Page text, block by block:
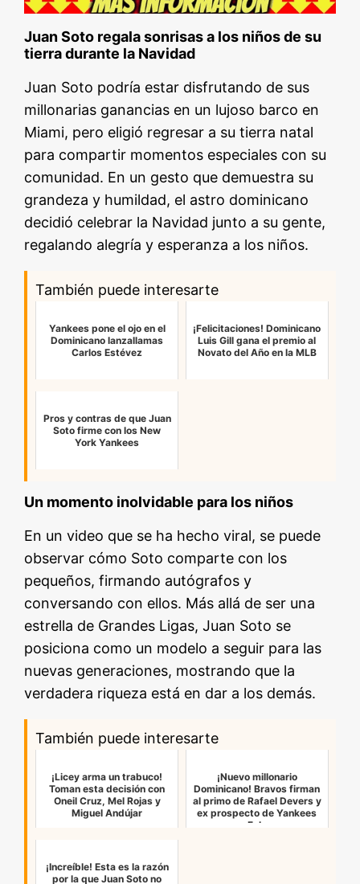
Juan Soto regala sonrisas a los niños de su
tierra durante la Navidad
Juan Soto podría estar disfrutando de sus
millonarias ganancias en un lujoso barco en
Miami, pero eligió regresar a su tierra natal
para compartir momentos especiales con su
comunidad. En un gesto que demuestra su
grandeza y humildad, el astro dominicano
decidió celebrar la Navidad junto a su gente,
regalando alegría y esperanza a los niños.
También puede interesarte
Yankees pone el ojo en el
Dominicano lanzallamas
Carlos Estévez
¡Felicitaciones! Dominicano
Luis Gill gana el premio al
Novato del Año en la MLB
Pros y contras de que Juan
Soto firme con los New
York Yankees
Un momento inolvidable para los niños
En un video que se ha hecho viral, se puede
observar cómo Soto comparte con los
pequeños, firmando autógrafos y
conversando con ellos. Más allá de ser una
estrella de Grandes Ligas, Juan Soto se
posiciona como un modelo a seguir para las
nuevas generaciones, mostrando que la
verdadera riqueza está en dar a los demás.
También puede interesarte
¡Licey arma un trabuco!
Toman esta decisión con
Oneil Cruz, Mel Rojas y
Miguel Andújar
¡Nuevo millonario
Dominicano! Bravos firman
al primo de Rafael Devers y
ex prospecto de Yankees
¡Fel…
¡Increíble! Esta es la razón
por la que Juan Soto no